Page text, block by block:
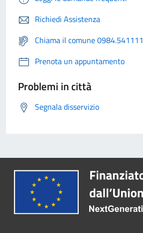
Richiedi Assistenza
Chiama il comune 0984.541111
Prenota un appuntamento
Problemi in città
Segnala disservizio